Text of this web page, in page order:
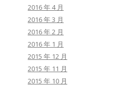
2016 年 4 月
2016 年 3 月
2016 年 2 月
2016 年 1 月
2015 年 12 月
2015 年 11 月
2015 年 10 月